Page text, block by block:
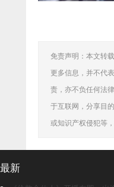
免责声明：本文转
更多信息，并不代
责，亦不负任何法
于互联网，分享目
或知识产权侵犯等
最新